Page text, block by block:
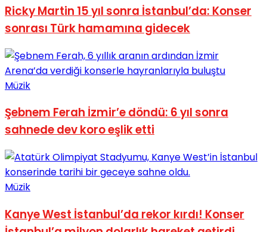
Ricky Martin 15 yıl sonra İstanbul’da: Konser
sonrası Türk hamamına gidecek
Müzik
Şebnem Ferah İzmir’e döndü: 6 yıl sonra
sahnede dev koro eşlik etti
Müzik
Kanye West İstanbul’da rekor kırdı! Konser